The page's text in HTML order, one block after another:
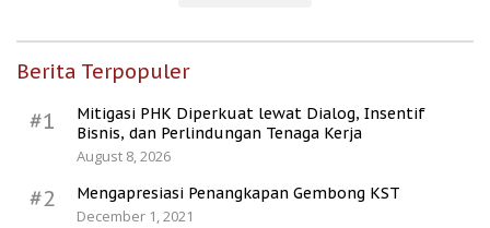
Berita Terpopuler
#1
Mitigasi PHK Diperkuat lewat Dialog, Insentif
Bisnis, dan Perlindungan Tenaga Kerja
August 8, 2026
#2
Mengapresiasi Penangkapan Gembong KST
December 1, 2021